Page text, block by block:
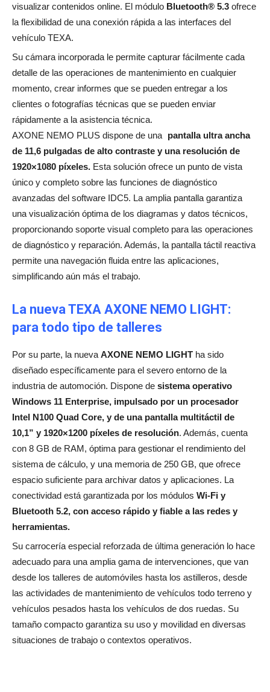
visualizar contenidos online. El módulo Bluetooth® 5.3 ofrece
la flexibilidad de una conexión rápida a las interfaces del
vehículo TEXA.
Su cámara incorporada le permite capturar fácilmente cada
detalle de las operaciones de mantenimiento en cualquier
momento, crear informes que se pueden entregar a los
clientes o fotografías técnicas que se pueden enviar
rápidamente a la asistencia técnica.
AXONE NEMO PLUS dispone de una pantalla ultra ancha
de 11,6 pulgadas de alto contraste y una resolución de
1920×1080 píxeles. Esta solución ofrece un punto de vista
único y completo sobre las funciones de diagnóstico
avanzadas del software IDC5. La amplia pantalla garantiza
una visualización óptima de los diagramas y datos técnicos,
proporcionando soporte visual completo para las operaciones
de diagnóstico y reparación. Además, la pantalla táctil reactiva
permite una navegación fluida entre las aplicaciones,
simplificando aún más el trabajo.
La nueva TEXA AXONE NEMO LIGHT:
para todo tipo de talleres
Por su parte, la nueva AXONE NEMO LIGHT ha sido
diseñado específicamente para el severo entorno de la
industria de automoción. Dispone de sistema operativo
Windows 11 Enterprise, impulsado por un procesador
Intel N100 Quad Core, y de una pantalla multitáctil de
10,1” y 1920×1200 píxeles de resolución. Además, cuenta
con 8 GB de RAM, óptima para gestionar el rendimiento del
sistema de cálculo, y una memoria de 250 GB, que ofrece
espacio suficiente para archivar datos y aplicaciones. La
conectividad está garantizada por los módulos Wi-Fi y
Bluetooth 5.2, con acceso rápido y fiable a las redes y
herramientas.
Su carrocería especial reforzada de última generación lo hace
adecuado para una amplia gama de intervenciones, que van
desde los talleres de automóviles hasta los astilleros, desde
las actividades de mantenimiento de vehículos todo terreno y
vehículos pesados hasta los vehículos de dos ruedas. Su
tamaño compacto garantiza su uso y movilidad en diversas
situaciones de trabajo o contextos operativos.